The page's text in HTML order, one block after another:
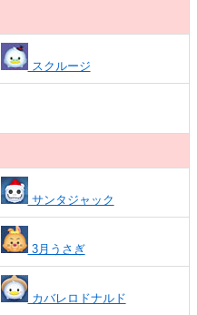
スクルージ
サンタジャック
3月うさぎ
カバレロドナルド